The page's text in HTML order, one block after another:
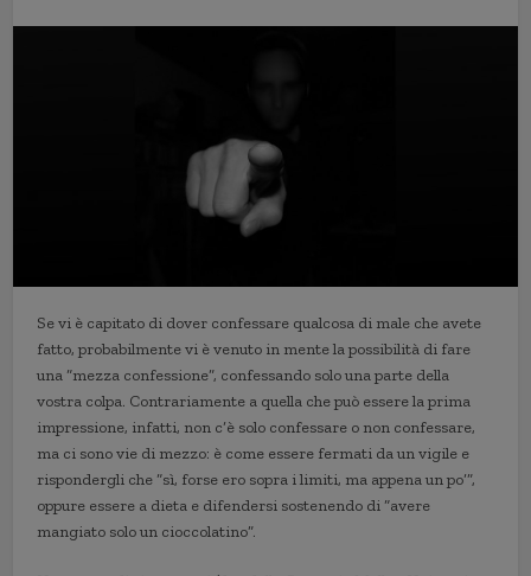
Se vi è capitato di dover confessare qualcosa di male che avete
fatto, probabilmente vi è venuto in mente la possibilità di fare
una “mezza confessione”, confessando solo una parte della
vostra colpa. Contrariamente a quella che può essere la prima
impressione, infatti, non c’è solo confessare o non confessare,
ma ci sono vie di mezzo: è come essere fermati da un vigile e
rispondergli che “sì, forse ero sopra i limiti, ma appena un po’”,
oppure essere a dieta e difendersi sostenendo di “avere
mangiato solo un cioccolatino”.